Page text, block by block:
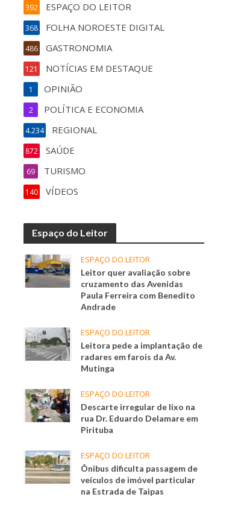
ESPAÇO DO LEITOR
392
FOLHA NOROESTE DIGITAL
368
GASTRONOMIA
486
NOTÍCIAS EM DESTAQUE
121
OPINIÃO
1
POLÍTICA E ECONOMIA
2
REGIONAL
4.234
SAÚDE
872
TURISMO
69
VÍDEOS
140
Espaço do Leitor
ESPAÇO DO LEITOR
Leitor quer avaliação sobre
cruzamento das Avenidas
Paula Ferreira com Benedito
Andrade
ESPAÇO DO LEITOR
Leitora pede a implantação de
radares em farois da Av.
Mutinga
ESPAÇO DO LEITOR
Descarte irregular de lixo na
rua Dr. Eduardo Delamare em
Pirituba
ESPAÇO DO LEITOR
Ônibus dificulta passagem de
veículos de imóvel particular
na Estrada de Taipas